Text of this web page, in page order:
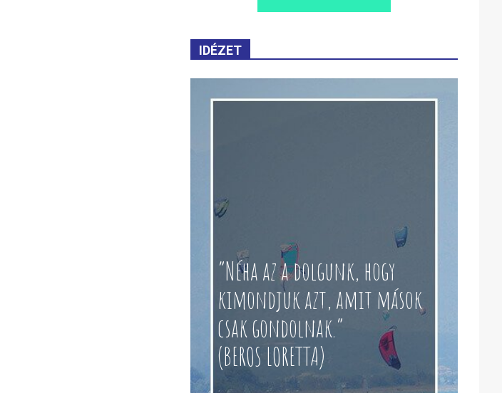
IDÉZET
“Néha az a dolgunk, hogy
kimondjuk azt, amit mások
csak gondolnak.”
(BEROS LORETTA)